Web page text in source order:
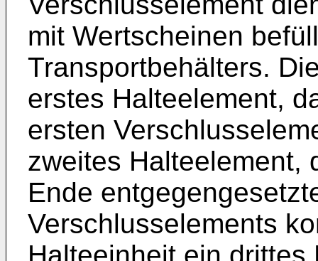
mit Wertscheinen
Transportbehälters.
erstes Halteelement,
ersten
zweites Halteelement,
Ende
Verschlusselements